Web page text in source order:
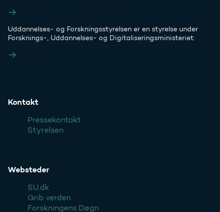
Uddannelses- og Forskningsstyrelsen er en styrelse under
Forsknings-, Uddannelses- og Digitaliseringsministeriet:
Kontakt
Pressekontakt
Styrelsen
Websteder
SU.dk
Grib verden
Forskningens Døgn